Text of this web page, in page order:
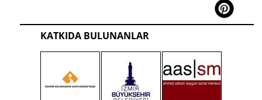
KATKIDA BULUNANLAR